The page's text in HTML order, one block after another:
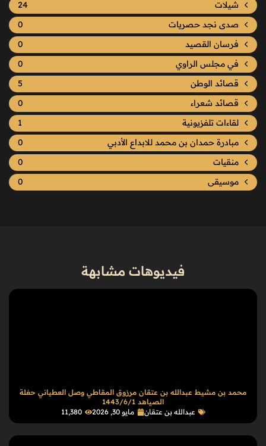
شيلات
24
صدى نجد حصريات
0
فرسان القصيد
0
في مجلس الراوي
0
قصائد الوطن
5
قصائد شعراء
0
لقاءات تلفزيونية
1
مبادرة حمدان بن محمد للابداع الأدبي
0
منقيات
0
موسيقى
0
فيديوهات مشابهة
محمد بن مشيط عبدالله بن عتقان مرزوق المقاطي وصل العطياني حفلة
الصياهد 1443/6/1
عبدالله بن عتقان
مايو 30, 2026 11٬380